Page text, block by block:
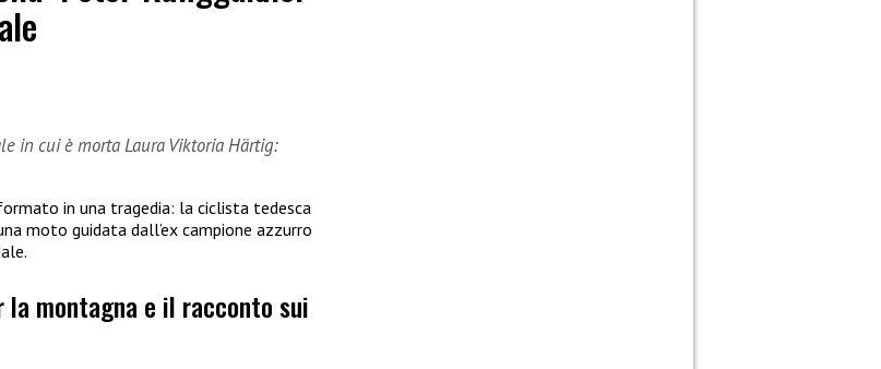
in cui è morta Laura Viktoria Härtig:
in una tragedia: la ciclista tedesca
moto guidata dall’ex campione azzurro
montagna e il racconto sui